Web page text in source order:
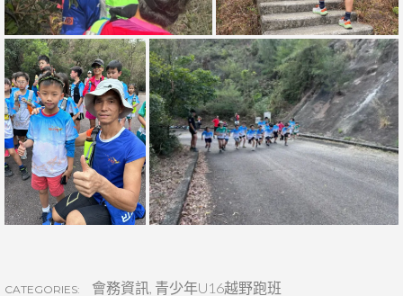
CATEGORIES: 會務資訊, 青少年U16越野跑班